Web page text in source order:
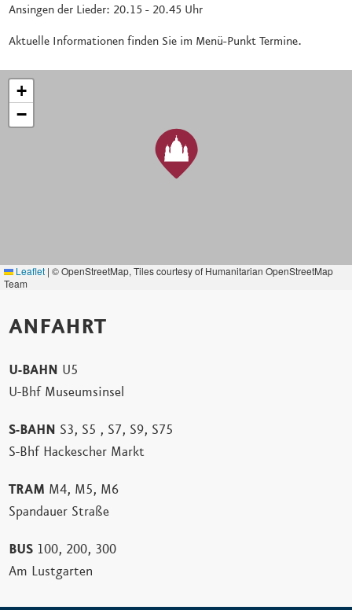
Ansingen der Lieder: 20.15 - 20.45 Uhr
Aktuelle Informationen finden Sie im Menü-Punkt Termine.
+
−
Leaflet | © OpenStreetMap, Tiles courtesy of Humanitarian OpenStreetMap
Team
ANFAHRT
U-BAHN U5
U-Bhf Museumsinsel
S-BAHN S3, S5 , S7, S9, S75
S-Bhf Hackescher Markt
TRAM M4, M5, M6
Spandauer Straße
BUS 100, 200, 300
Am Lustgarten